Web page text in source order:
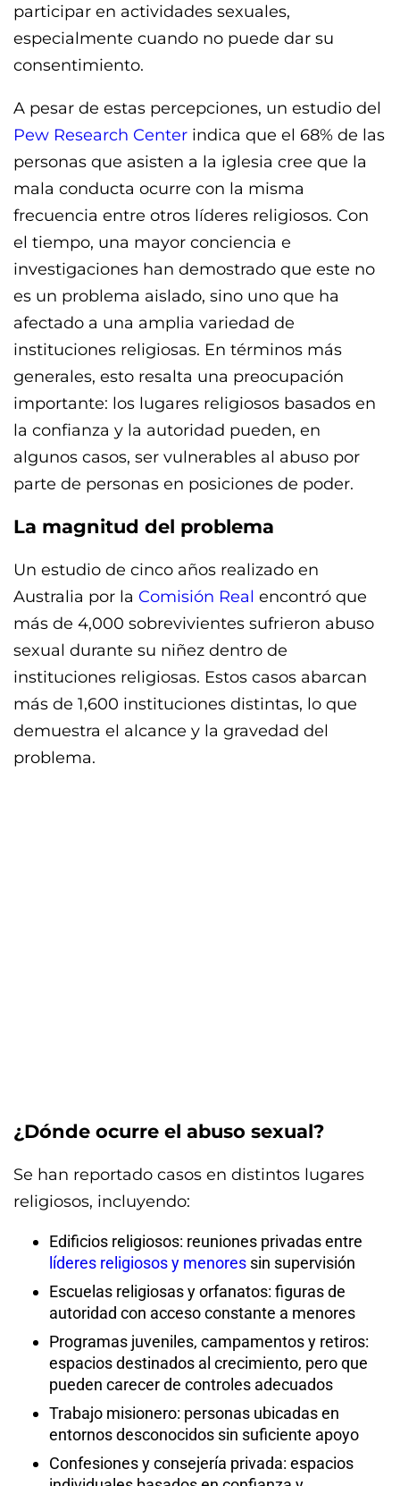
participar en actividades sexuales,
especialmente cuando no puede dar su
consentimiento.
A pesar de estas percepciones, un estudio del
Pew Research Center indica que el 68% de las
personas que asisten a la iglesia cree que la
mala conducta ocurre con la misma
frecuencia entre otros líderes religiosos. Con
el tiempo, una mayor conciencia e
investigaciones han demostrado que este no
es un problema aislado, sino uno que ha
afectado a una amplia variedad de
instituciones religiosas. En términos más
generales, esto resalta una preocupación
importante: los lugares religiosos basados en
la confianza y la autoridad pueden, en
algunos casos, ser vulnerables al abuso por
parte de personas en posiciones de poder.
La magnitud del problema
Un estudio de cinco años realizado en
Australia por la Comisión Real encontró que
más de 4,000 sobrevivientes sufrieron abuso
sexual durante su niñez dentro de
instituciones religiosas. Estos casos abarcan
más de 1,600 instituciones distintas, lo que
demuestra el alcance y la gravedad del
problema.
¿Dónde ocurre el abuso sexual?
Se han reportado casos en distintos lugares
religiosos, incluyendo:
Edificios religiosos: reuniones privadas entre
líderes religiosos y menores sin supervisión
Escuelas religiosas y orfanatos: figuras de
autoridad con acceso constante a menores
Programas juveniles, campamentos y retiros:
espacios destinados al crecimiento, pero que
pueden carecer de controles adecuados
Trabajo misionero: personas ubicadas en
entornos desconocidos sin suficiente apoyo
Confesiones y consejería privada: espacios